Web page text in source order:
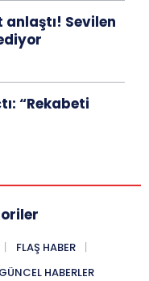
Sevilen
“Rekabeti
FLAŞ HABER
GÜNCEL HABERLER